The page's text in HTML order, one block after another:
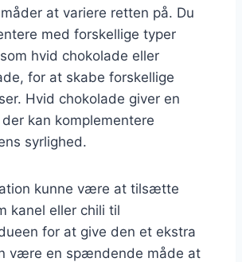
at variere retten på. Du
med forskellige typer
hvid chokolade eller
for at skabe forskellige
Hvid chokolade giver en
kan komplementere
syrlighed.
kunne være at tilsætte
kanel eller chili til
for at give den et ekstra
være en spændende måde at